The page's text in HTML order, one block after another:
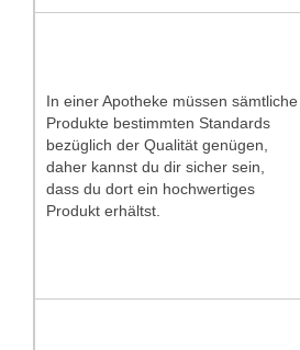
In einer Apotheke müssen sämtliche
Produkte bestimmten Standards
bezüglich der Qualität genügen,
daher kannst du dir sicher sein,
dass du dort ein hochwertiges
Produkt erhältst.